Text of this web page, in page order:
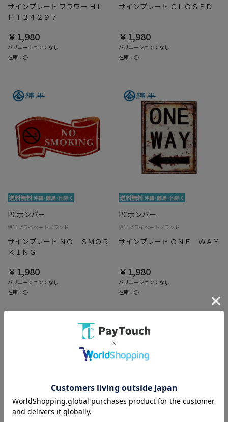
サインプレート フラワー ＨＬ
ＨＴ２４２９７
￥1,980
バリエーション：なし
在庫：○
サインプレート ＣＬＯＳＥＤ
￥1,980
バリエーション：なし
在庫：○
PCボンバー
綿半プライベートブランド
サインプレート ＮＯ ＳＭＯＲ
ＫＩＮＧ
￥1,980
バリエーション：なし
在庫：○
PCボンバー
綿半プライベートブランド
サインプレート ＯＮＥ ＷＡＹ
￥1,980
バリエーション：なし
在庫：○